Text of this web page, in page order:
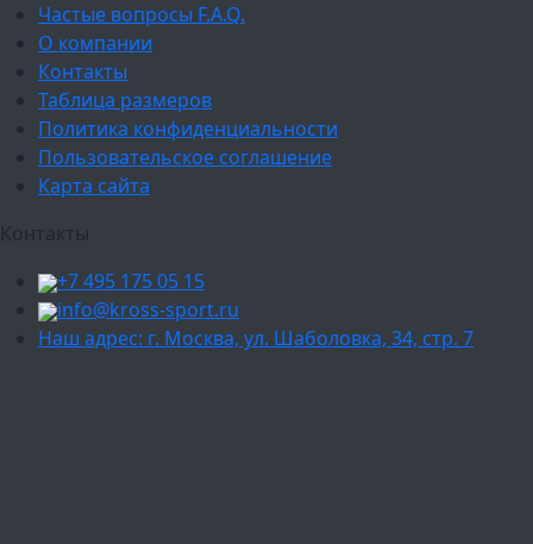
Частые вопросы F.A.Q.
О компании
Контакты
Таблица размеров
Политика конфиденциальности
Пользовательское соглашение
Карта сайта
Контакты
+7 495 175 05 15
info@kross-sport.ru
Наш адрес: г. Москва, ул. Шаболовка, 34, стр. 7